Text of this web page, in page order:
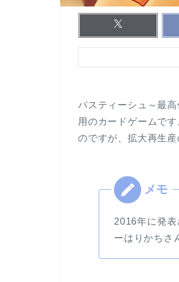
パスティーシュ～最
用のカードゲームで
のですが、拡大再生産
2016年に発
ーはりかちさ